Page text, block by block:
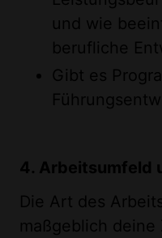
und wie
berufliche
Gibt es
4. Arbeitsumfeld
Die Art des
maßgeblich